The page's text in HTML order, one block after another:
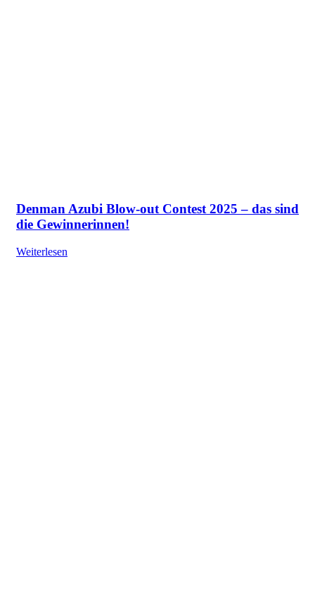
Denman Azubi Blow-out Contest 2025 – das sind
die Gewinnerinnen!
Weiterlesen